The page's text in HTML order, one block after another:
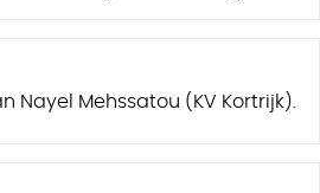
Nayel Mehssatou (KV Kortrijk).